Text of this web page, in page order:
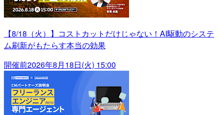
【8/18（火）】コストカットだけじゃない！AI駆動のシステ
ム刷新がもたらす本当の効果
開催前2026年8月18日(火) 15:00